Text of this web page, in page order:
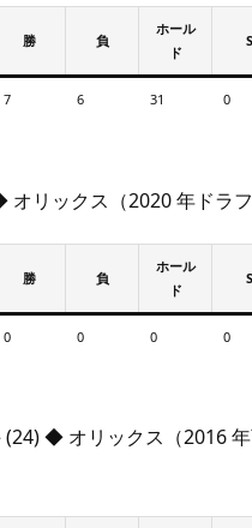
勝 負
ホール
ド
S
7 6 31 0
リックス（2020 年ドラフ
勝 負
ホール
ド
S
0 0 0 0
(24) ◆ オリックス（2016